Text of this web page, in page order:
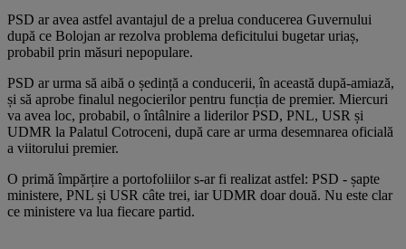
PSD ar avea astfel avantajul de a prelua conducerea Guvernului
după ce Bolojan ar rezolva problema deficitului bugetar uriaș,
probabil prin măsuri nepopulare.
PSD ar urma să aibă o ședință a conducerii, în această după-amiază,
și să aprobe finalul negocierilor pentru funcția de premier. Miercuri
va avea loc, probabil, o întâlnire a liderilor PSD, PNL, USR și
UDMR la Palatul Cotroceni, după care ar urma desemnarea oficială
a viitorului premier.
O primă împărțire a portofoliilor s-ar fi realizat astfel: PSD - șapte
ministere, PNL și USR câte trei, iar UDMR doar două. Nu este clar
ce ministere va lua fiecare partid.